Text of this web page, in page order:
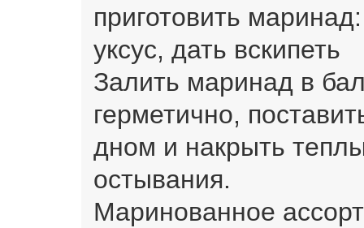
приготовить
уксус, дать вскипеть
Залить маринад в
герметично,
дном и накрыть
остывания.
Маринованное